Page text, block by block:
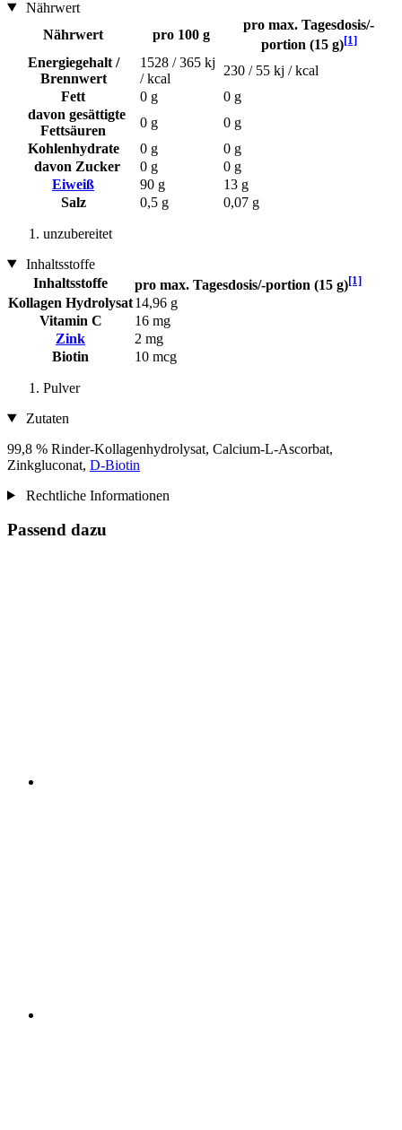
Nährwert
Nährwert
pro 100 g
pro max. Tagesdosis/-
portion (15 g)[1]
Energiegehalt /
Brennwert
1528 / 365 kj
/ kcal
230 / 55 kj / kcal
Fett
0 g
0 g
davon gesättigte
Fettsäuren
0 g
0 g
Kohlenhydrate
0 g
0 g
davon Zucker
0 g
0 g
Eiweiß
90 g
13 g
Salz
0,5 g 0,07 g
unzubereitet
Inhaltsstoffe
Inhaltsstoffe
pro max. Tagesdosis/-portion (15 g)[1]
Kollagen Hydrolysat14,96 g
Vitamin C
16 mg
Zink
2 mg
Biotin
10 mcg
Pulver
Zutaten
99,8 % Rinder-Kollagenhydrolysat, Calcium-L-Ascorbat,
Zinkgluconat, D‑Biotin
Rechtliche Informationen
Passend dazu